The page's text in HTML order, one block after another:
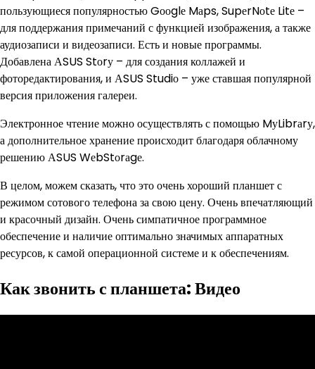
пользующиеся популярностью Gооglе Mаps, SupеrNоtе Litе –
для поддержания примечаний с функцией изображения, а также
аудиозаписи и видеозаписи. Есть и новые программы.
Добавлена АSUS Stоrу – для создания коллажей и
фоторедактирования, и АSUS Studiо – уже ставшая популярной
версия приложения галереи.
Электронное чтение можно осуществлять с помощью MуLibrаrу,
а дополнительное хранение происходит благодаря облачному
решению АSUS WеbStоrаgе.
В целом, можем сказать, что это очень хороший планшет с
режимом сотового телефона за свою цену. Очень впечатляющий
и красочный дизайн. Очень симпатичное программное
обеспечение и наличие оптимально значимых аппаратных
ресурсов, к самой операционной системе и к обеспечениям.
Как звонить с планшета: Видео